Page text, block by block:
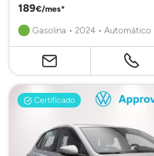
189€/mes*
Gasolina • 2024 • Automático
Certificado